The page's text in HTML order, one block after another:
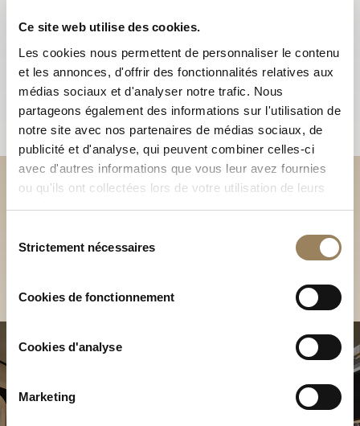
Ce site web utilise des cookies.
Les cookies nous permettent de personnaliser le contenu
et les annonces, d'offrir des fonctionnalités relatives aux
médias sociaux et d'analyser notre trafic. Nous
partageons également des informations sur l'utilisation de
notre site avec nos partenaires de médias sociaux, de
publicité et d'analyse, qui peuvent combiner celles-ci
avec d'autres informations que vous leur avez fournies
ou qu'ils ont collectées lors de votre utilisation de leurs
services.
duStrictement nécessaires
Cookies de fonctionnement
Cookies d'analyse
Marketing
Découvrez nos collections
en Boutique